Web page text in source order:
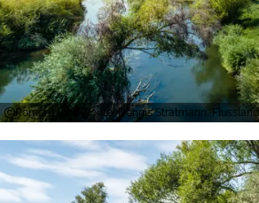
Römer-Lippe-Route, Dennis Stratmann,